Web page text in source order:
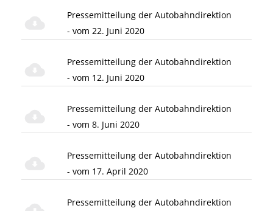
Pressemitteilung der Autobahndirektion
- vom 22. Juni 2020
Pressemitteilung der Autobahndirektion
- vom 12. Juni 2020
Pressemitteilung der Autobahndirektion
- vom 8. Juni 2020
Pressemitteilung der Autobahndirektion
- vom 17. April 2020
Pressemitteilung der Autobahndirektion